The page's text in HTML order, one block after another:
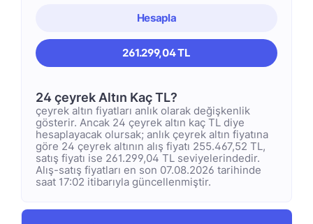
Hesapla
261.299,04 TL
24 çeyrek Altın Kaç TL?
çeyrek altın fiyatları anlık olarak değişkenlik
gösterir. Ancak 24 çeyrek altın kaç TL diye
hesaplayacak olursak; anlık çeyrek altın fiyatına
göre 24 çeyrek altının alış fiyatı 255.467,52 TL,
satış fiyatı ise 261.299,04 TL seviyelerindedir.
Alış-satış fiyatları en son 07.08.2026 tarihinde
saat 17:02 itibarıyla güncellenmiştir.